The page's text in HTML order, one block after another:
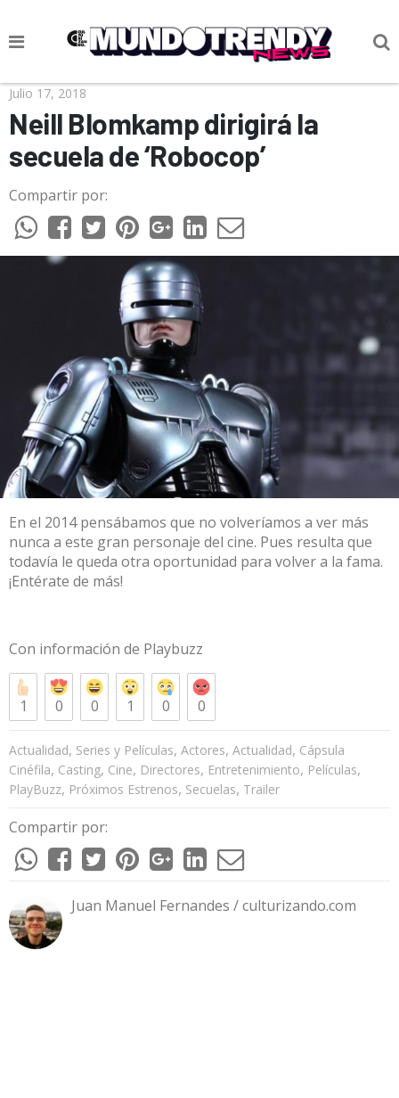
NOTICIAS
CULTURA POP
CIENCIA Y TECNOLOGÍA
VIDA
SOCIEDAD
CULTURIZANDO.COM
Julio 17, 2018
Neill Blomkamp dirigirá la
secuela de ‘Robocop’
Compartir por:
En el 2014 pensábamos que no volveríamos a ver más
nunca a este gran personaje del cine. Pues resulta que
todavía le queda otra oportunidad para volver a la fama.
¡Entérate de más!
Con información de Playbuzz
1 0 0 1 0 0
Actualidad, Series y Películas, Actores, Actualidad, Cápsula
Cinéfila, Casting, Cine, Directores, Entretenimiento, Películas,
PlayBuzz, Próximos Estrenos, Secuelas, Trailer
Compartir por:
Juan Manuel Fernandes / culturizando.com